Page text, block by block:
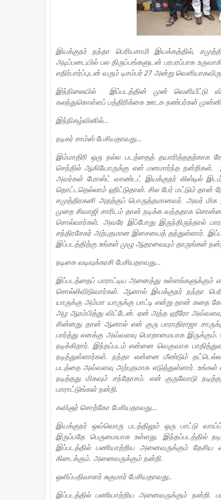
இயக்குநர் நந்தா பெரியசாமி இயக்கத்தில்,
அடிப்படையில் பல திருப்பங்களுடன் பரபரப்பாக
எதிர்பார்ப்புடன் வரும் டிசம்பர் 27 அன்று
இந்நிலையில் இப்படத்தின் முன் வெளியீட்டு
கலந்துகொள்ளப் பத்திரிக்கை ஊடக நண்பர்கள்
இந்நிகழ்வினில்…
நடிகர் சாம்ஸ் பேசியதாவது…
இம்மாதிரி ஒரு நல்ல படத்தைத் தயாரித்ததற்காக
செந்தில் ஆகியோருக்கு என் மனமார்ந்த நன்றிகள்.
அவர்கள் மோஸ்ட் வாண்டட் இயக்குநர் லிஸ்டில் இடம்
தொட்டதெல்லாம் ஹிட்டுதான். சில பேர் மட்டும் தான்
சமுத்திரகனி அதற்குப் பொருத்தமானவர். அவர் மிக
முறை சிவாஜி சாரிடம் தான் நடிக்க வந்ததாக
சொல்வார்கள். அவரே இப்போது இருந்திருந்தால்
சந்திரசேகர் அற்புதமான இசையைத் தந்துள்ளார்.
இப்படத்திற்கு உங்கள் முழு ஆதரவையும் தாருங்கள்
நடிகை வடிவுக்கரசி பேசியதாவது…
இப்படத்தைப் பாராட்டிய அனைத்து
சொல்லிவிடுவார்கள். ஆனால் இயக்குநர் நந்தா
யாருக்கு அம்மா யாருக்கு பாட்டி என்று தான்
அழ ஆரம்பித்து விட்டேன். ஏன் அந்த ஹீரோ
சின்னது தான் ஆனால் என் குரு பாராதிராஜா
பார்த்து எனக்கு அவ்வளவு பொறாமையாக இருக்கும்.
நடிக்கிறார். இந்தப்படம் என்னை வெகுவாக
நடித்துள்ளார்கள். நந்தா என்னை மீண்டும்
படத்தை அவ்வளவு அற்புதமாக எடுத்துள்ளார். உங்கள்
நடித்தது மிகவும் சந்தோசம். என் குருவோடு
பாராட்டுங்கள் நன்றி.
கவிஞர் சொற்கோ பேசியதாவது…
இயக்குநர் ஒவ்வொரு படத்திலும் ஒரு பாட்டு
இருப்பதே பெருமையாக உள்ளது. இந்தப்படத்தில்
இப்படத்தில் பணியாற்றிய அனைவருக்கும் தேசிய
கிடைக்கும். அனைவருக்கும் நன்றி.
ஒளிப்பதிவாளர் சுகுமார் பேசியதாவது..
இப்படத்தில் பணியாற்றிய அனைவருக்கும் நன்றி.